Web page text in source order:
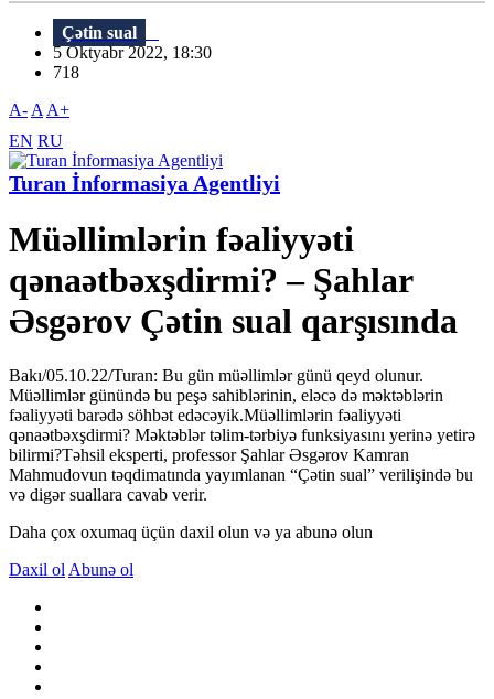
Çətin sual
5 Oktyabr 2022, 18:30
718
A- A A+
EN RU
Turan İnformasiya Agentliyi
Müəllimlərin fəaliyyəti
qənaətbəxşdirmi? – Şahlar
Əsgərov Çətin sual qarşısında
Bakı/05.10.22/Turan: Bu gün müəllimlər günü qeyd olunur.
Müəllimlər günündə bu peşə sahiblərinin, eləcə də məktəblərin
fəaliyyəti barədə söhbət edəcəyik.Müəllimlərin fəaliyyəti
qənaətbəxşdirmi? Məktəblər təlim-tərbiyə funksiyasını yerinə yetirə
bilirmi?Təhsil eksperti, professor Şahlar Əsgərov Kamran
Mahmudovun təqdimatında yayımlanan “Çətin sual” verilişində bu
və digər suallara cavab verir.
Daha çox oxumaq üçün daxil olun və ya abunə olun
Daxil ol Abunə ol